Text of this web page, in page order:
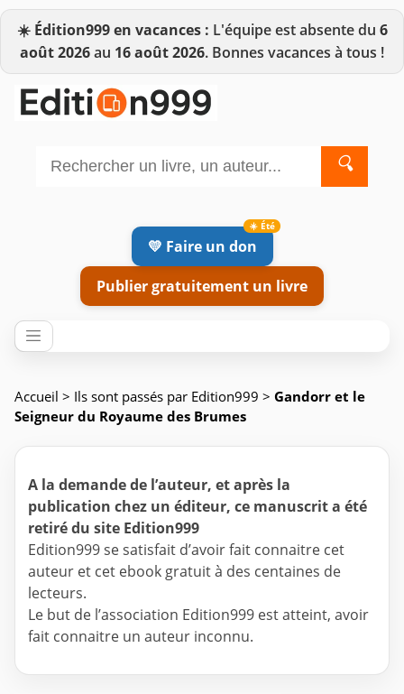
☀️ Édition999 en vacances : L'équipe est absente du 6
août 2026au 16 août 2026. Bonnes vacances à tous !
🔍
💛 Faire un don
Publier gratuitement un livre
Accueil > Ils sont passés par Edition999 > Gandorr et le
Seigneur du Royaume des Brumes
A la demande de l’auteur, et après la
publication chez un éditeur, ce manuscrit a été
retiré du site Edition999
Edition999 se satisfait d’avoir fait connaitre cet
auteur et cet ebook gratuit à des centaines de
lecteurs.
Le but de l’association Edition999 est atteint, avoir
fait connaitre un auteur inconnu.